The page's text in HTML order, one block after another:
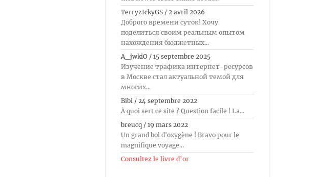
TerryzIckyGS / 2 avril 2026
Доброго времени суток! Хочу
поделиться своим реальным опытом
нахождения бюджетных...
A_jwkiO / 15 septembre 2025
Изучение трафика интернет-ресурсов
в Москве стал актуальной темой для
многих...
Bibi / 24 septembre 2022
À quoi sert ce site ? Question facile ! La...
breucq / 19 mars 2022
Un grand bol d'oxygène ! Bravo pour le
magnifique voyage...
Consultez le livre d’or